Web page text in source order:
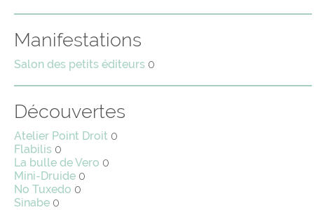
Manifestations
Salon des petits éditeurs 0
Découvertes
Atelier Point Droit 0
Flabilis 0
La bulle de Vero 0
Mini-Druide 0
No Tuxedo 0
Sinabe 0